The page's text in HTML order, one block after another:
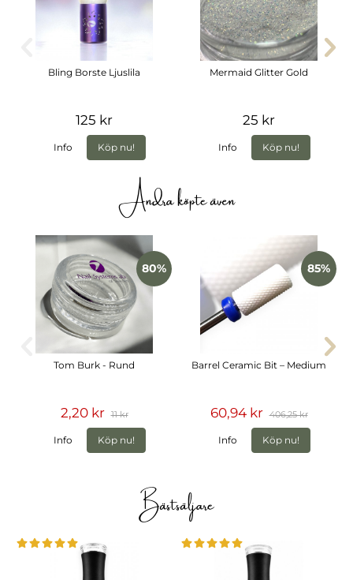
Bling Borste Ljuslila
125 kr
Info Köp nu!
Mermaid Glitter Gold
25 kr
Info Köp nu!
Andra köpte även
80%
Tom Burk - Rund
2,20 kr 11 kr
Info Köp nu!
85%
Barrel Ceramic Bit – Medium
60,94 kr 406,25 kr
Info Köp nu!
Bästsäljare